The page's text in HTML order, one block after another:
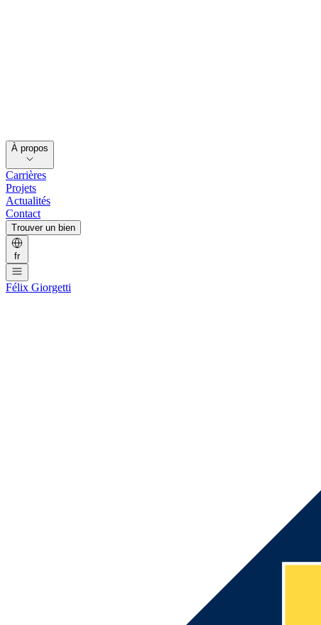
À propos
Carrières
Projets
Actualités
Contact
Trouver un bien
fr
Félix Giorgetti